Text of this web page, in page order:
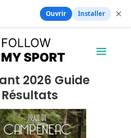
2026 Guide
Ouvrir Installer ✕